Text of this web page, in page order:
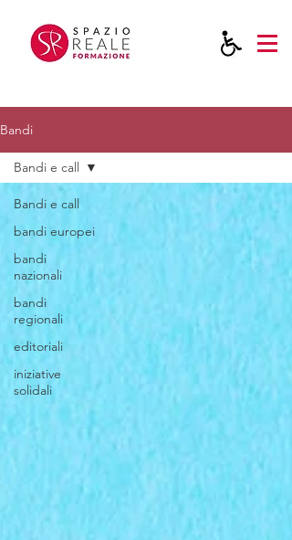
Bandi
Bandi e call
bandi europei
bandi
nazionali
bandi
regionali
editoriali
iniziative
solidali
Bandi e call